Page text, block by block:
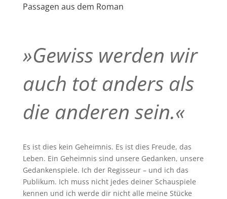
Passagen aus dem Roman
»Gewiss werden wir
auch tot anders als
die anderen sein.«
Es ist dies kein Geheimnis. Es ist dies Freude, das
Leben. Ein Geheimnis sind unsere Gedanken, unsere
Gedankenspiele. Ich der Regisseur – und ich das
Publikum. Ich muss nicht jedes deiner Schauspiele
kennen und ich werde dir nicht alle meine Stücke